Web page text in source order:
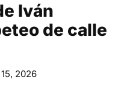
Iván
de calle
2026